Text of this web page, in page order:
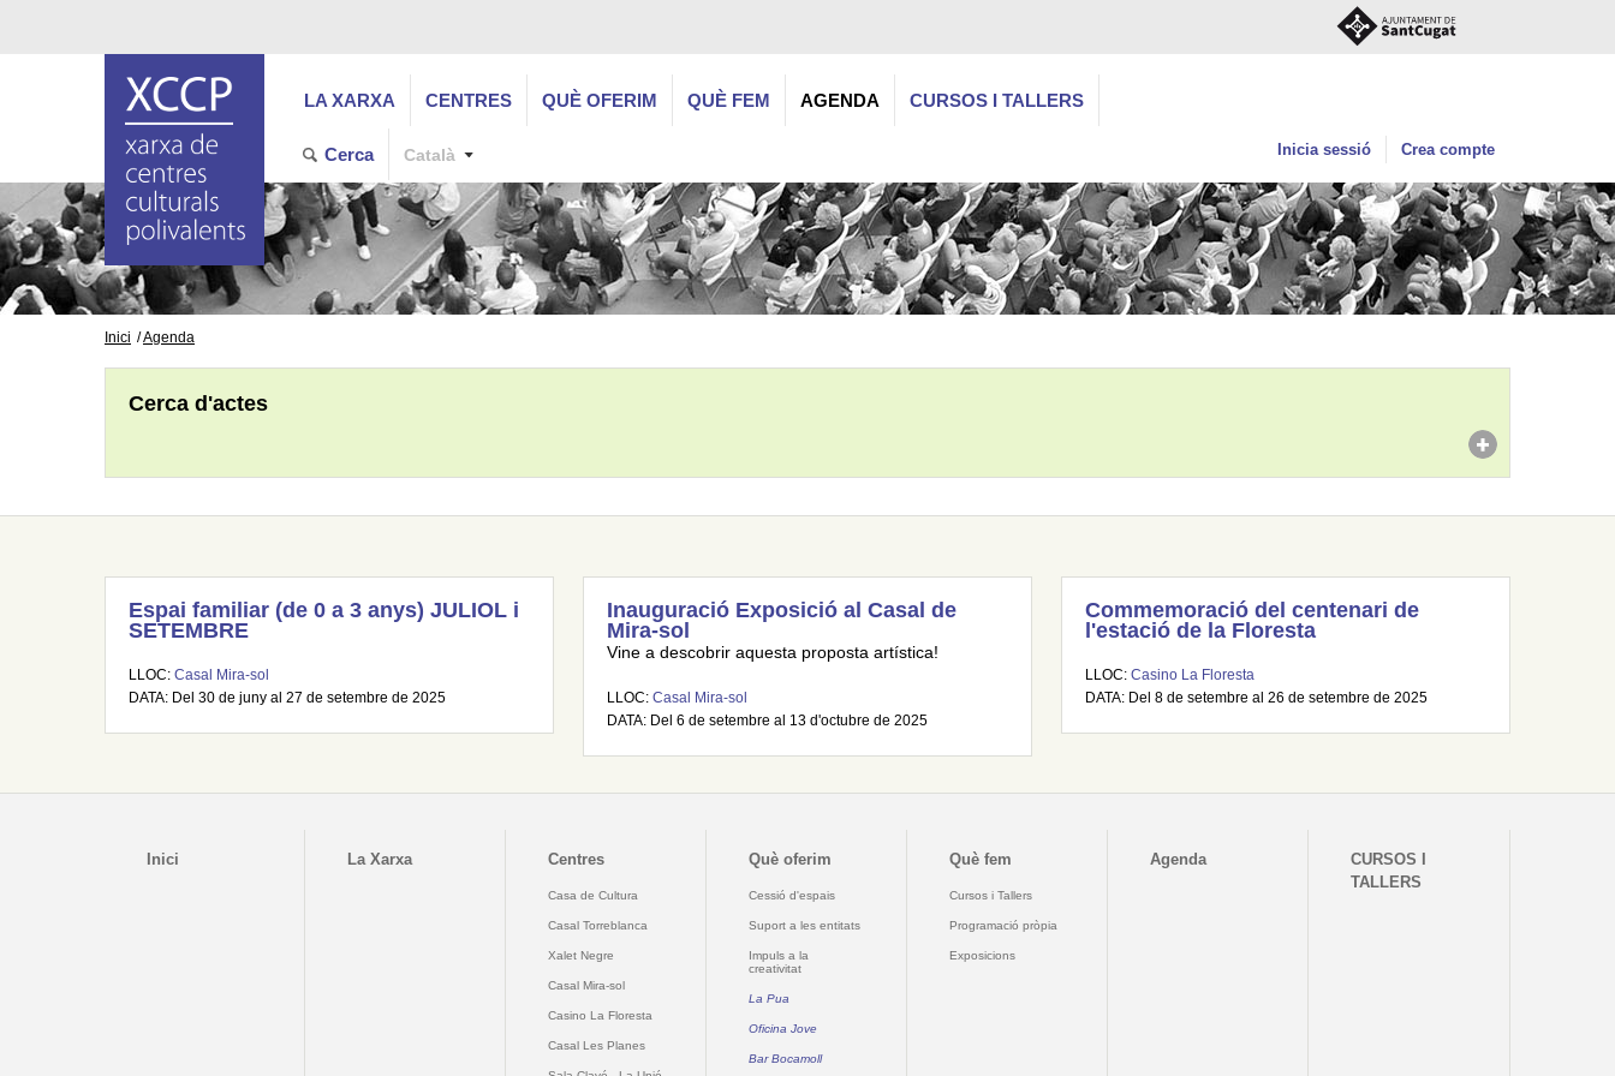
LA XARXA CENTRES QUÈ OFERIM QUÈ FEM AGENDA CURSOS I TALLERS
Cerca Català Inicia sessió Crea compte
Inici Agenda
Cerca d'actes
Espai familiar (de 0 a 3 anys) JULIOL i
SETEMBRE
LLOC: Casal Mira-sol
DATA: Del 30 de juny al 27 de setembre de 2025
Inauguració Exposició al Casal de
Mira-sol
Vine a descobrir aquesta proposta artística!
LLOC: Casal Mira-sol
DATA: Del 6 de setembre al 13 d'octubre de 2025
Commemoració del centenari de
l'estació de la Floresta
LLOC: Casino La Floresta
DATA: Del 8 de setembre al 26 de setembre de 2025
Inici La Xarxa Centres
Casa de Cultura
Casal Torreblanca
Xalet Negre
Casal Mira-sol
Casino La Floresta
Casal Les Planes
Què oferim
Cessió d'espais
Suport a les entitats
Impuls a la
creativitat
La Pua
Oficina Jove
Bar Bocamoll
Què fem
Cursos i Tallers
Programació pròpia
Exposicions
Agenda
CURSOS I
TALLERS